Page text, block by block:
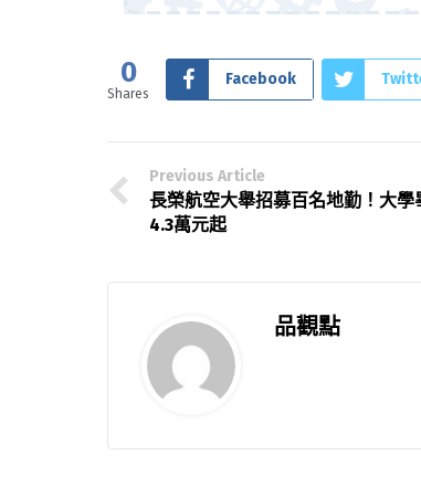
0
Shares
Facebook
Previous Article
長榮航空大舉招募百名地勤！大學
4.3萬元起
品觀點